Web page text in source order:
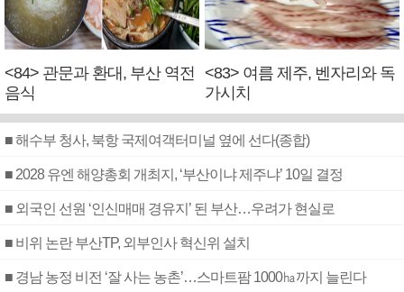
<84> 관문과 환대, 부산 역전
음식
<83> 여름 제주, 벤자리와 독
가시치
■ 해수부 청사, 북항 국제여객터미널 옆에 선다(종합)
■ 2028 유엔 해양총회 개최지, ‘부산이냐 제주냐’ 10일 결정
■ 외국인 선원 ‘인신매매 경유지’ 된 부산…우려가 현실로
■ 비위 논란 부산TP, 외부인사 혁신위 설치
■ 경남 농정 비전 ‘잘 사는 농촌’…스마트팜 1000㏊까지 늘린다